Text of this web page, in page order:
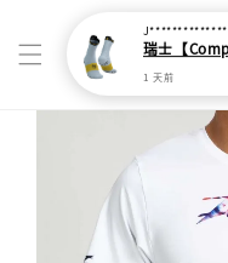
J**************
1 天前